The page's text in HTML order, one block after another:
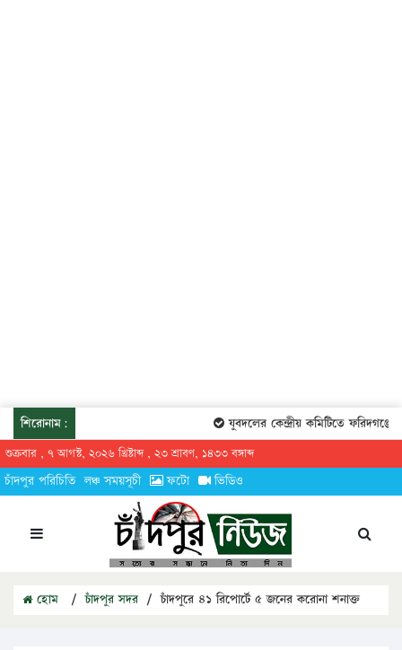
শিরোনাম: যুবদলের কেন্দ্রীয় কমিটিতে ফরিদগঞ্জের
শুক্রবার , ৭ আগস্ট, ২০২৬ খ্রিষ্টাব্দ , ২৩ শ্রাবণ, ১৪৩৩ বঙ্গাব্দ
চাঁদপুর পরিচিতি লঞ্চ সময়সূচী ফটো ভিডিও
হোম / চাঁদপুর সদর / চাঁদপুরে ৪১ রিপোর্টে ৫ জনের করোনা শনাক্ত